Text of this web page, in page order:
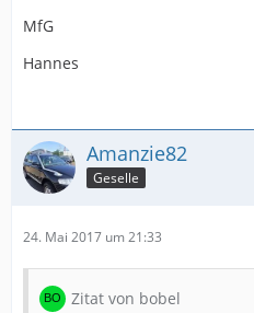
MfG
Hannes
Amanzie82
Geselle
24. Mai 2017 um 21:33
Zitat von bobel